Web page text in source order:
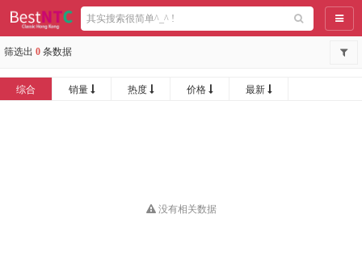
导航
筛选出 0 条数据
综合 销量 热度 价格 最新
没有相关数据